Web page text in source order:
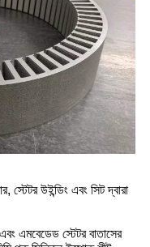
স্টেটর উইন্ডিং এবং সিট দ্বারা
এমবেডেড স্টেটর বাতাসের